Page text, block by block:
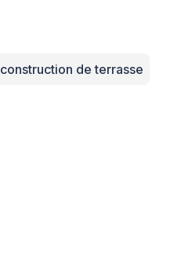
construction de terrasse